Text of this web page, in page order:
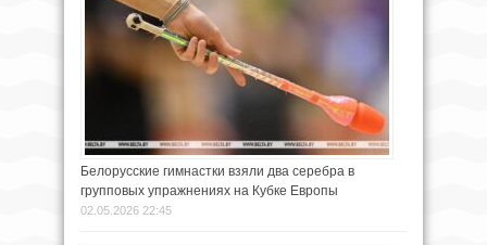
Белорусские гимнастки взяли два серебра в
групповых упражнениях на Кубке Европы
02.05.2026 22:45